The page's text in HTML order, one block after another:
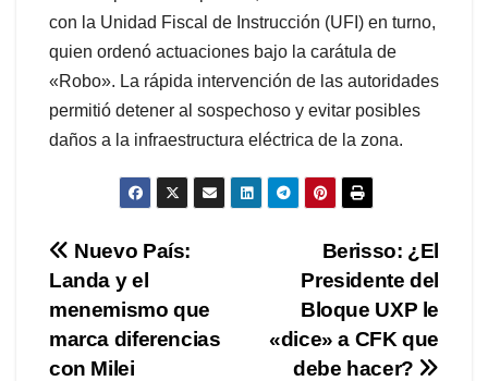
con la Unidad Fiscal de Instrucción (UFI) en turno,
quien ordenó actuaciones bajo la carátula de
«Robo». La rápida intervención de las autoridades
permitió detener al sospechoso y evitar posibles
daños a la infraestructura eléctrica de la zona.
Navegación
de
entradas
Berisso: ¿El
Presidente del
Bloque UXP le
«dice» a CFK que
debe hacer?
Nuevo País:
Landa y el
menemismo que
marca diferencias
con Milei